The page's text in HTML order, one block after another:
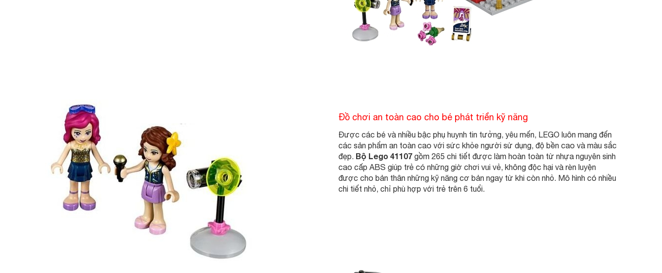
Đồ chơi an toàn cao cho bé phát triển kỹ năng
Được các bé và nhiều bậc phụ huynh tin tưởng, yêu mến, LEGO luôn mang đến
các sản phẩm an toàn cao với sức khỏe người sử dụng, độ bền cao và màu sắc
đẹp. Bộ Lego 41107 gồm 265 chi tiết được làm hoàn toàn từ nhựa nguyên sinh
cao cấp ABS giúp trẻ có những giờ chơi vui vẻ, không độc hại và rèn luyện
được cho bản thân những kỹ năng cơ bản ngay từ khi còn nhỏ. Mô hình có nhiều
chi tiết nhỏ, chỉ phù hợp với trẻ trên 6 tuổi.